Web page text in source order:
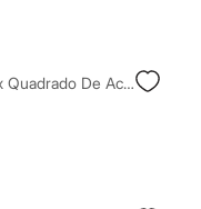
Óculos De Sol Unissex Quadrado De Acetato Cinza